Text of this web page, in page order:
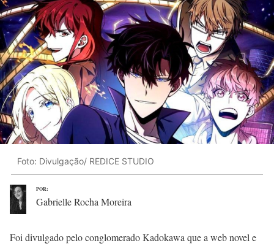
Foto: Divulgação/ REDICE STUDIO
POR:
Gabrielle Rocha Moreira
Foi divulgado pelo conglomerado Kadokawa que a web novel e